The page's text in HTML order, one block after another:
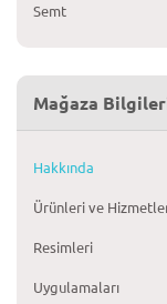
Semt
Mağaza
Hakkında
Ürünleri ve
Resimleri
Uygulamaları